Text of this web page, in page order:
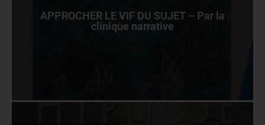
APPROCHER LE VIF DU SUJET – Par la
clinique narrative